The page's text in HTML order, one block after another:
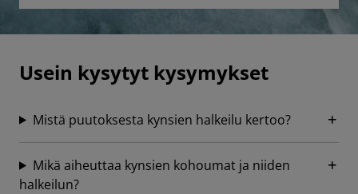
Usein kysytyt kysymykset
Mistä puutoksesta kynsien halkeilu kertoo?
Mikä aiheuttaa kynsien kohoumat ja niiden
halkeilun?